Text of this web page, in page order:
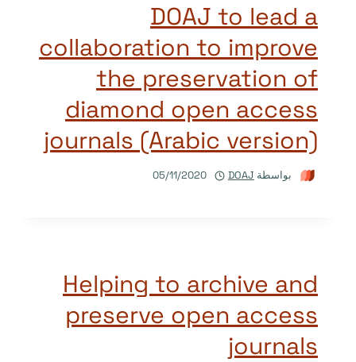
DOAJ to lead a
collaboration to improve
the preservation of
diamond open access
journals (Arabic version)
بواسطة DOAJ
05/11/2020
Helping to archive and
preserve open access
journals